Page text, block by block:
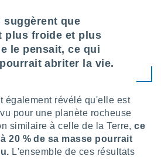
suggèrent que
plus froide et plus
le pensait, ce qui
abriter la vie.
également révélé qu'elle est
pour une planète rocheuse
similaire à celle de la Terre,ce
20 % de sa masse pourrait
L'ensemble de ces résultats